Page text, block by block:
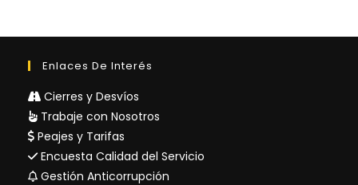
Enlaces De Interés
Cierres y Desvíos
Trabaje con Nosotros
Peajes y Tarifas
Encuesta Calidad del Servicio
Gestión Anticorrupción